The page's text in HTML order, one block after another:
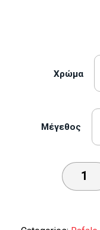
Χρώμα
Mέγεθος